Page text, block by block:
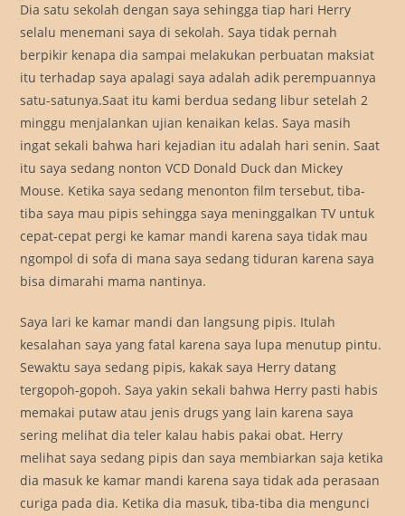
Dia satu sekolah dengan saya sehingga tiap hari Herry
selalu menemani saya di sekolah. Saya tidak pernah
berpikir kenapa dia sampai melakukan perbuatan maksiat
itu terhadap saya apalagi saya adalah adik perempuannya
satu-satunya.Saat itu kami berdua sedang libur setelah 2
minggu menjalankan ujian kenaikan kelas. Saya masih
ingat sekali bahwa hari kejadian itu adalah hari senin. Saat
itu saya sedang nonton VCD Donald Duck dan Mickey
Mouse. Ketika saya sedang menonton film tersebut, tiba-
tiba saya mau pipis sehingga saya meninggalkan TV untuk
cepat-cepat pergi ke kamar mandi karena saya tidak mau
ngompol di sofa di mana saya sedang tiduran karena saya
bisa dimarahi mama nantinya.
Saya lari ke kamar mandi dan langsung pipis. Itulah
kesalahan saya yang fatal karena saya lupa menutup pintu.
Sewaktu saya sedang pipis, kakak saya Herry datang
tergopoh-gopoh. Saya yakin sekali bahwa Herry pasti habis
memakai putaw atau jenis drugs yang lain karena saya
sering melihat dia teler kalau habis pakai obat. Herry
melihat saya sedang pipis dan saya membiarkan saja ketika
dia masuk ke kamar mandi karena saya tidak ada perasaan
curiga pada dia. Ketika dia masuk, tiba-tiba dia mengunci